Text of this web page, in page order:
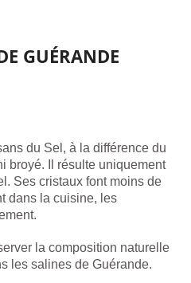
GUÉRANDE
du Sel, à la différence du
broyé. Il résulte uniquement
Ses cristaux font moins de
dans la cuisine, les
la composition naturelle
les salines de Guérande.